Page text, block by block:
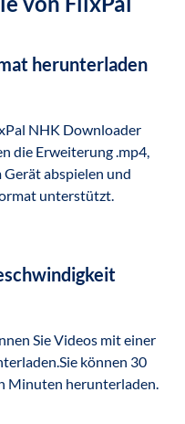
herunterladen
NHK Downloader
die Erweiterung .mp4,
Gerät abspielen und
unterstützt.
Sie Videos mit einer
können 30
Minuten herunterladen.